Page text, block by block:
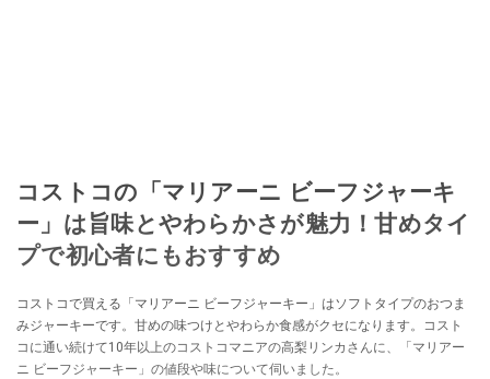
コストコの「マリアーニ ビーフジャーキ
ー」は旨味とやわらかさが魅力！甘めタイ
プで初心者にもおすすめ
コストコで買える「マリアーニ ビーフジャーキー」はソフトタイプのおつま
みジャーキーです。甘めの味つけとやわらか食感がクセになります。コスト
コに通い続けて10年以上のコストコマニアの高梨リンカさんに、「マリアー
ニ ビーフジャーキー」の値段や味について伺いました。